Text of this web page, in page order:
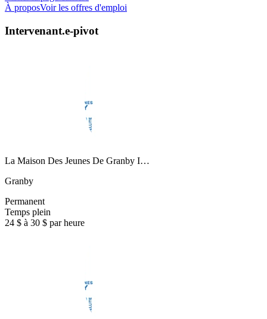
À proposVoir les offres d'emploi
Intervenant.e-pivot
La Maison Des Jeunes De Granby I…
Granby
Permanent
Temps plein
24 $ à 30 $ par heure